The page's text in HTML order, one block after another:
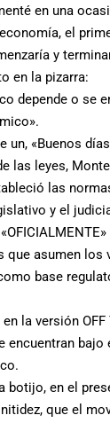
en una
el
y
en la pizarra:
depende o se
un, «Buenos
las leyes,
las
y el
que asumen los
base
la versión OFF
encuentran bajo
botijo, en el
que el